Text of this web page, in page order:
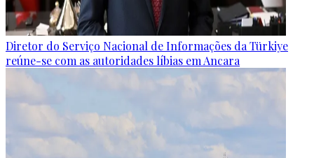
Diretor do Serviço Nacional de Informações da Türkiye
reúne-se com as autoridades líbias em Ancara